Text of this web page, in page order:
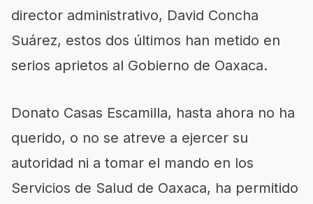
director administrativo, David Concha
Suárez, estos dos últimos han metido en
serios aprietos al Gobierno de Oaxaca.
Donato Casas Escamilla, hasta ahora no ha
querido, o no se atreve a ejercer su
autoridad ni a tomar el mando en los
Servicios de Salud de Oaxaca, ha permitido